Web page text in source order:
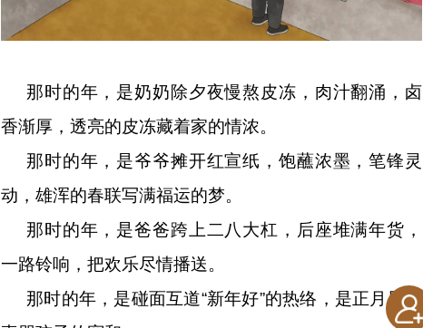
那时的年，是奶奶除夕夜慢熬皮冻，肉汁翻涌，卤
香渐厚，透亮的皮冻藏着家的情浓。
那时的年，是爷爷摊开红宣纸，饱蘸浓墨，笔锋灵
动，雄浑的春联写满福运的梦。
那时的年，是爸爸跨上二八大杠，后座堆满年货，
一路铃响，把欢乐尽情播送。
那时的年，是碰面互道“新年好”的热络，是正月里不